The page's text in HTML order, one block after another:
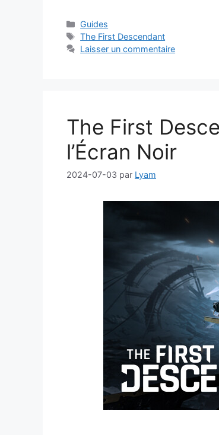
Catégories
Guides
Étiquettes
The First Descendant
Laisser un commentaire
The First
l’Écran Noir
2024-07-03 par Lyam